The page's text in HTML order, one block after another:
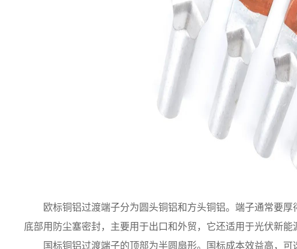
欧标铜铝过渡端子分为圆头铜铝和方头铜铝。端子通常要
底部用防尘塞密封，主要用于出口和外贸，它还适用于光伏新能
国标铜铝过渡端子的顶部为半圆扇形。国标成本效益高，